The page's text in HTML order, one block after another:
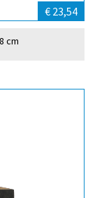
€ 23,54
cm